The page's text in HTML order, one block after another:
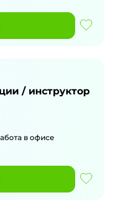
/ инструктор
в офисе